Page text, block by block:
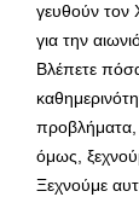
γευθούν τον
για την
Βλέπετε
προβλήματα,
όμως,
Ξεχνούμε